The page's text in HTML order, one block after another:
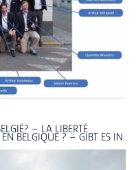
– LA LIBERTÉ
EN BELGIQUE ? – GIBT ES IN